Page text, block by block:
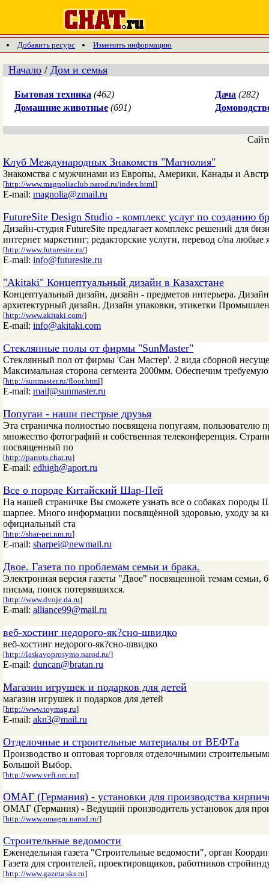
Добавить ресурс Изменить информацию
Начало / Дом и семья
Бытовая техника (462) Дача (282)
Домашние животные (691)
Клуб Международных Знакомств "Магнолия"
Знакомства с мужчинами из Европы, Америки, Канады и
[http://www.magnoliaclub.narod.ru/index.html]
E-mail: magnolia@zmail.ru
FutureSite Design Studio - комплекс услуг по созданию
Дизайн-студия FutureSite предлагает комплекс решений для
интернет маркетинг; редакторские услуги, перевод с/на любые
[http://www.futuresite.ru/]
E-mail: info@futuresite.ru
"Akitaki" Концептуальный дизайн в Казахстане
Концептуальный дизайн, дизайн - предметов интерьера.
архитектурный дизайн. Дизайн упаковки, этикетки
[http://www.akitaki.com/]
E-mail: info@akitaki.com
Стеклянные полы от фирмы "SunMaster"
Стеклянный пол от фирмы 'Сан Мастер'. 2 вида сборной
Максимальная сторона сегмента 2000мм. Обеспечим
[http://sunmaster.ru/floor.html]
E-mail: mail@sunmaster.ru
Попугаи - наши пестрые друзья
Эта страничка полностью посвящена попугаям, пользователю
множество фотографий и собственная телеконференция.
посвященный по
[http://parrots.chat.ru]
E-mail: edhigh@aport.ru
Все о породе Китайский Шар-Пей
На нашей страничке Вы сможете узнать все о собаках
шарпее. Много информации посвящённой здоровью, уходу
официальный ста
[http://shar-pei.nm.ru]
E-mail: sharpei@newmail.ru
Двое. Газета по проблемам семьи и брака.
Электронная версия газеты "Двое" посвященной темам семьи,
письма, поиск потерявшихся.
[http://www.dvoje.da.ru]
E-mail: alliance99@mail.ru
веб-хостинг недорого-як?сно-швидко
веб-хостинг недорого-як?сно-швидко
[http://laskavoprosymo.narod.ru/]
E-mail: duncan@bratan.ru
Магазин игрушек и подарков для детей
магазин игрушек и подарков для детей
[http://www.toymag.ru]
E-mail: akn3@mail.ru
Отделочные и строительные материалы от ВЕФТа
Производство и оптовая торговля отделочнымии
Большой Выбор.
[http://www.veft.orc.ru]
ОМАГ (Германия) - установки для производства
ОМАГ (Германия) - Ведущий производитель установок для
[http://www.omagru.narod.ru/]
Строительные ведомости
Еженедельная газета "Строительные ведомости", орган
Газета для строителей, проектировщиков, работников
[http://www.gazeta.sks.ru]